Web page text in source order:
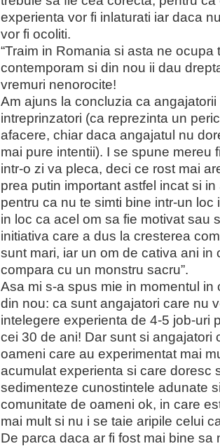
experienta vor fi inlaturati iar daca
vor fi ocoliti.
“Traim in Romania si asta ne ocupa
contemporam si din nou ii dau
vremuri nenorocite!
Am ajuns la concluzia ca
intreprinzatori (ca reprezinta un
afacere, chiar daca angajatul nu
mai pure intentii). I se spune mereu
intr-o zi va pleca, deci ce rost mai
prea putin important astfel incat si
pentru ca nu te simti bine intr-un
in loc ca acel om sa fie motivat sau
initiativa care a dus la cresterea
sunt mari, iar un om de cativa ani in
compara cu un monstru sacru”.
Asa mi s-a spus mie in momentul
din nou: ca sunt angajatori care nu
intelegere experienta de 4-5 job-uri
cei 30 de ani! Dar sunt si angajatori
oameni care au experimentat mai
acumulat experienta si care doresc
sedimenteze cunostintele adunate
comunitate de oameni ok, in care
mai mult si nu i se taie aripile celui
De parca daca ar fi fost mai bine sa